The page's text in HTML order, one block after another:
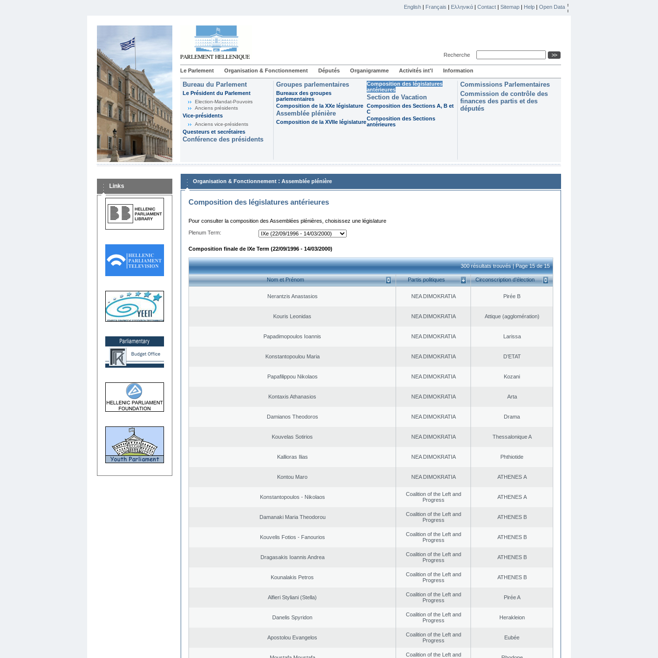
English | Français | Ελληνικά | Contact | Sitemap | Help | Open Data
Recherche
Le Parlement Organisation & Fonctionnement Députés Organigramme Activités int'l Information
Bureau du Parlement
Le Président du Parlement
Election-Mandat-Pouvoirs
Anciens présidents
Vice-présidents
Anciens vice-présidents
Questeurs et secrétaires
Conférence des présidents
Groupes parlementaires
Bureaux des groupes
parlementaires
Composition de la XXe législature
Assemblée plénière
Composition de la XVIIe législature
Composition des législatures
antérieures
Section de Vacation
Composition des Sections A, B et
C
Composition des Sections
antérieures
Commissions Parlementaires
Commission de contrôle des
finances des partis et des
députés
Links
Organisation & Fonctionnement : Assemblée plénière
Composition des législatures antérieures
Pour consulter la composition des Assemblées plénières, choisissez une législature
Plenum Term:
Composition finale de IXe Term (22/09/1996 - 14/03/2000)
300 résultats trouvés | Page 15 de 15
Nom et Prénom Partis politiques Circonscription d’élection
Nerantzis Anastasios NEA DΙMOKRATIA Pirée B
Kouris Leonidas NEA DΙMOKRATIA Αttique (agglomération)
Papadimopoulos Ioannis NEA DΙMOKRATIA Larissa
Konstantopoulou Maria NEA DΙMOKRATIA D’ETAT
Papafilippou Nikolaos NEA DΙMOKRATIA Kozani
Kontaxis Athanasios NEA DΙMOKRATIA Arta
Damianos Theodoros NEA DΙMOKRATIA Drama
Kouvelas Sotirios NEA DΙMOKRATIA Thessalonique A
Kallioras Ilias NEA DΙMOKRATIA Phthiotide
Kontou Maro NEA DΙMOKRATIA ATHENES Α
Konstantopoulos - Nikolaos
Coalition of the Left and
Progress
ATHENES Α
Damanaki Maria Theodorou
Coalition of the Left and
Progress
ATHENES Β
Kouvelis Fotios - Fanourios
Coalition of the Left and
Progress
ATHENES Β
Dragasakis Ioannis Andrea
Coalition of the Left and
Progress
ATHENES Β
Kounalakis Petros
Coalition of the Left and
Progress
ATHENES Β
Alfieri Styliani (Stella)
Coalition of the Left and
Progress
Pirée A
Danelis Spyridon
Coalition of the Left and
Progress
Herakleion
Apostolou Evangelos
Coalition of the Left and
Progress
Eubée
Coalition of the Left and